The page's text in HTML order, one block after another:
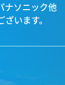
ナソニック他
います。